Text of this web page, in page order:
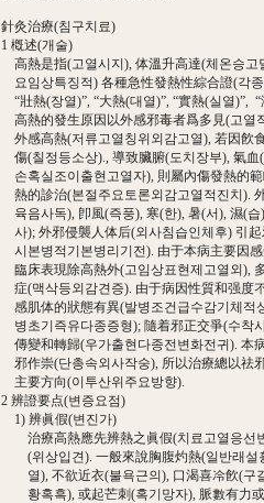
針灸治療(침구치료)
1 槪述(개술)
高熱是指(고열시지), 体溫升高達(체온승고
요임상특징적) 各種急性發熱性綜合證(각
“壯熱(장열)”, “大熱(대열)”, “實熱(실열)”,
高熱的發生原因以外感邪毒者爲多見(고열
外感高熱(저류고열칭위외감고열), 若因飮
傷(칠정등소상)., 導致臟腑(도치장부), 氣血
손혹실조이출현고열자), 則屬內傷發熱的
熱的診治(본절주요토론외감고열적진치).
육음사독), 卽風(즉풍), 寒(한), 暑(서), 濕(습
사); 外邪侵襲人体后(외사침습인체후) 引起
시본병적기본병리기전). 由于本病主要因
臨床表現除高熱外(고임상표현제고열외),
症(맥삭등외감견증). 由于病因性質和强度
感肌体的狀態有異(발병조건급수감기체적
병초기즉유다종증형); 隨着邪正交爭(수착
傳變和轉歸(우가출현다종전변화전귀). 本
邪作崇(단총속외사작숭), 所以治療總以祛
主要方向(이투산위주요방향).
2 辨證要点(변증요점)
1) 辨眞假(변진가)
治療高熱應先辨熱之眞假(치료고열응선변
(위상입견). 一般來說胸腹灼熱(일반래설
열), 不欲近衣(불욕근의), 口渴喜冷飮(구
황혹흑), 或起芒刺(혹기망자), 脈數有力或